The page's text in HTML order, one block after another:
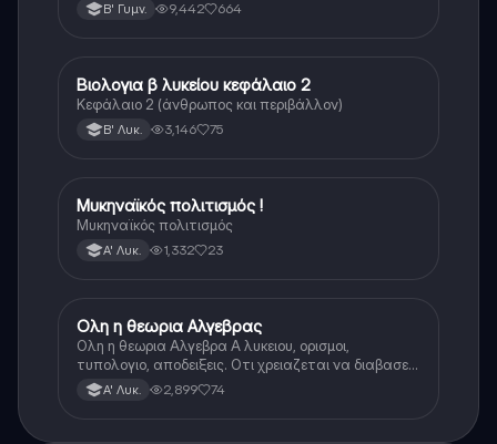
Β' Γυμν. 9,442 664
Βιολογία
Βιολογια β λυκείου κεφάλαιο 2
Κεφάλαιο 2 (άνθρωπος και περιβάλλον)
Β' Λυκ. 3,146 75
Ιστορία
Μυκηναϊκός πολιτισμός !
Μυκηναϊκός πολιτισμός
Α' Λυκ. 1,332 23
Μαθηματικά
Ολη η θεωρια Αλγεβρας
Ολη η θεωρια Αλγεβρα Α λυκειου, ορισμοι,
τυπολογιο, αποδειξεις. Οτι χρειαζεται να διαβασεις
για το θεωρητικο κομματι της αλγεβρας.
Α' Λυκ. 2,899 74